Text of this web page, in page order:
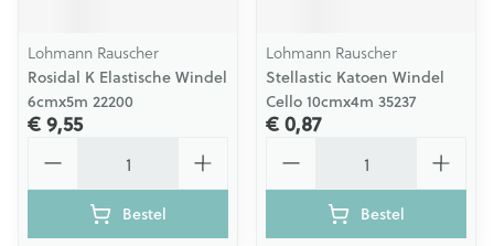
Lohmann Rauscher
Rosidal K Elastische Windel
6cmx5m 22200
€ 9,55
Bestel
Lohmann Rauscher
Stellastic Katoen Windel
Cello 10cmx4m 35237
€ 0,87
Bestel